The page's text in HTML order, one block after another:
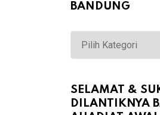
BANDUNG
Selamat
&
atas
Dilantiknya
SELAMAT &
DILANTIKNYA